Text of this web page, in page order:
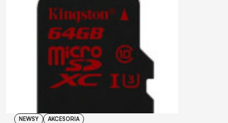
NEWSY AKCESORIA